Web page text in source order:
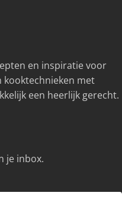
en inspiratie voor
kooktechnieken met
een heerlijk gerecht.
je inbox.